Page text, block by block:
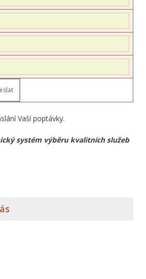
Vaší poptávky.
systém výběru kvalitních služeb